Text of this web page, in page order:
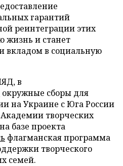
гарантий
реинтеграции этих
жизнь и станет
вкладом в социальную
в
окружные сборы для
на Украине с Юга России
творческих
базе проекта
флагманская программа
творческого
семей.